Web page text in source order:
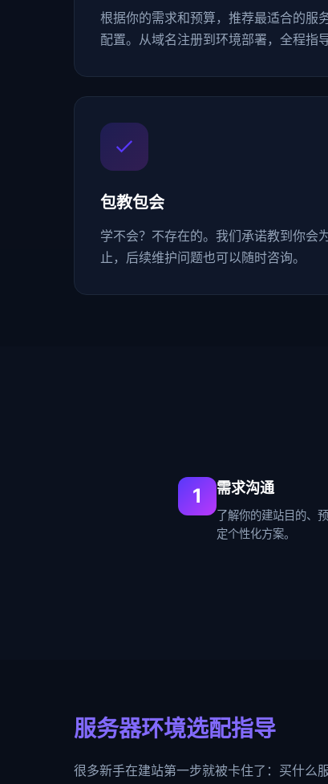
根据你的需求和预算，推荐最适合的服
配置。从域名注册到环境部署，全程指导
包教包会
学不会？不存在的。我们承诺教到你会
止，后续维护问题也可以随时咨询。
1 需求沟通
了解你的建站目的、
定个性化方案。
服务器环境选配指导
很多新手在建站第一步就被卡住了：买什么